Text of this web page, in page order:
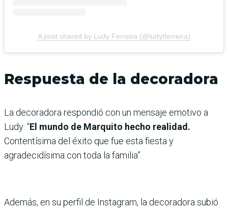
A post shared by Ludy Ferreira (@ludytferreira)
Respuesta de la decoradora
La decoradora respondió con un mensaje emotivo a
Ludy: “El mundo de Marquito hecho realidad.
Contentísima del éxito que fue esta fiesta y
agradecidísima con toda la familia”.
Además, en su perfil de Instagram, la decoradora subió